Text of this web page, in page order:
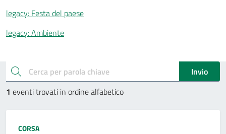
legacy: Festa del paese
legacy: Ambiente
Esplora gli eventi
cerca
Invio
1 eventi trovati in ordine alfabetico
Tipo:
CORSA